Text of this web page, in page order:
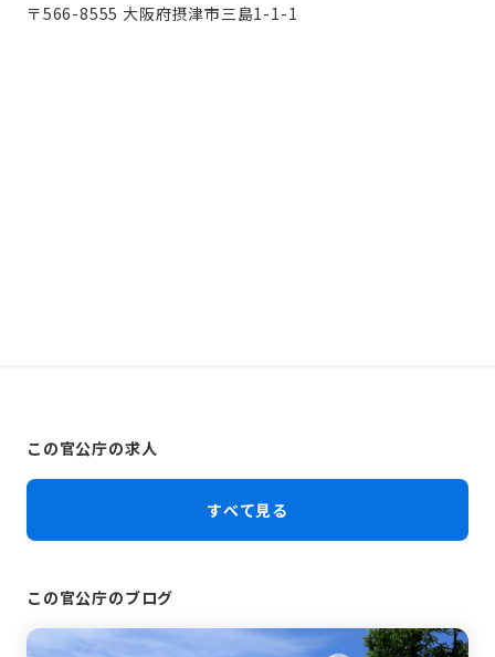
〒566-8555 大阪府摂津市三島1-1-1
この官公庁の求人
すべて見る
この官公庁のブログ